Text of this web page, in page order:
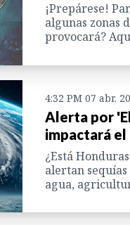
¡Prepárese!
algunas zonas
provocará?
4:32 PM 07 abr.
Alerta por
impactará
¿Está
alertan
agua,